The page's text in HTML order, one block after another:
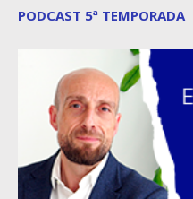
PODCAST 5ª TEMPORADA